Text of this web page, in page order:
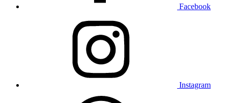
Facebook
Instagram